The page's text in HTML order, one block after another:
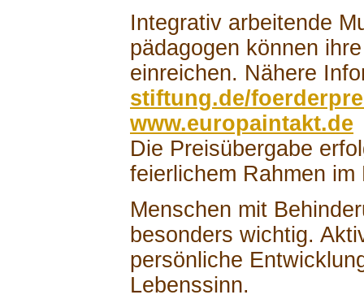
Integrativ arbeitende
pädagogen können
einreichen. Nähere
stiftung.de/
www.europaintakt.de
Die Preisübergabe
feierlichem Rahmen
Menschen mit
besonders wichtig.
persönliche
Lebenssinn.